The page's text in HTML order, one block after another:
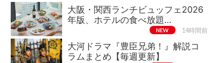
大阪・関西ランチビュッフェ2026
年版、ホテルの食べ放題…
NEW 14時間前
大河ドラマ『豊臣兄弟！』解説コ
ラムまとめ【毎週更新】